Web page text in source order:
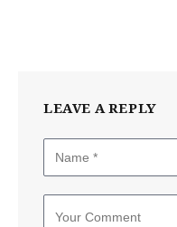
LEAVE A REPLY